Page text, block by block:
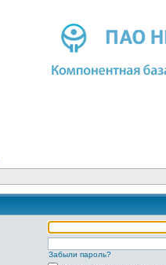
Забыли пароль?